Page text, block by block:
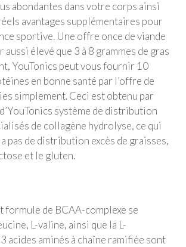
abondantes dans votre corps ainsi
avantages supplémentaires pour
sportive. Une offre once de viande
élevé que 3 à 8 grammes de gras
YouTonics peut vous fournir 10
en bonne santé par l’offre de
simplement. Ceci est obtenu par
système de distribution
de collagène hydrolyse, ce qui
a pas de distribution excès de graisses,
et le gluten.
formule de BCAA-complexe se
L-valine, ainsi que la L-
acides aminés à chaîne ramifiée sont